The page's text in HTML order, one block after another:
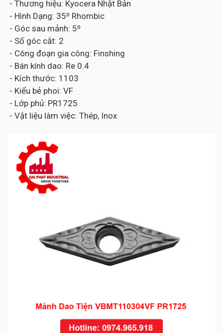
- Thương hiệu: Kyocera Nhật Bản
- Hình Dạng: 35⁰ Rhombic
- Góc sau mảnh: 5⁰
- Số góc cắt: 2
- Công đoạn gia công: Finshing
- Bán kính dao: Re 0.4
- Kích thước: 1103
- Kiểu bẻ phoi: VF
- Lớp phủ: PR1725
- Vật liệu làm việc: Thép, Inox